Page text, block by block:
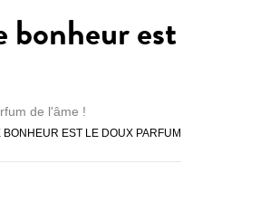
bonheur est
de l'âme !
BONHEUR EST LE DOUX PARFUM